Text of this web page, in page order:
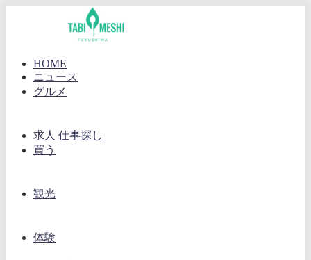
HOME
ニュース
グルメ
求人 仕事探し
買う
観光
体験